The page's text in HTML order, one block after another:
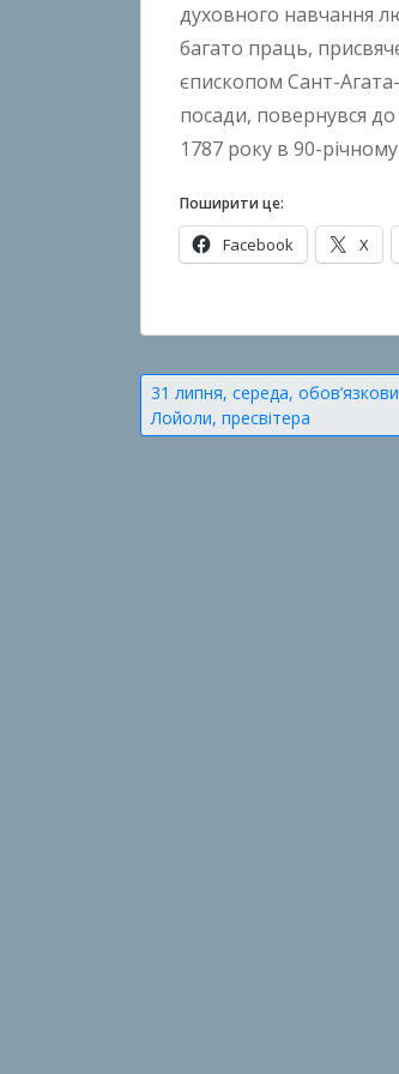
k
h
духовного навчання
багато праць,
єпископом Сант-
посади, повернувся
1787 року в 90-річному
Поширити це:
Facebook X
п
у
б
л
Навігація
записів
31 липня, середа,
Лойоли, пресвітера